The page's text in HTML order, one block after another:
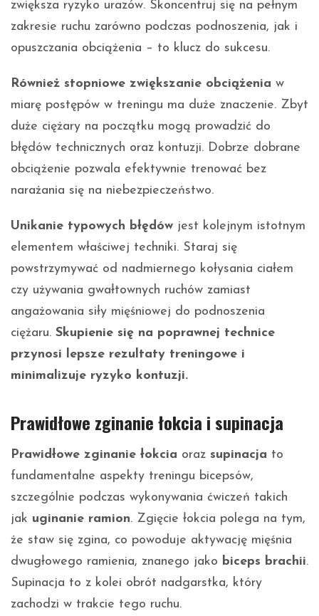
zwiększa ryzyko urazów. Skoncentruj się na pełnym
zakresie ruchu zarówno podczas podnoszenia, jak i
opuszczania obciążenia – to klucz do sukcesu.
Również stopniowe zwiększanie obciążenia w
miarę postępów w treningu ma duże znaczenie. Zbyt
duże ciężary na początku mogą prowadzić do
błędów technicznych oraz kontuzji. Dobrze dobrane
obciążenie pozwala efektywnie trenować bez
narażania się na niebezpieczeństwo.
Unikanie typowych błędów jest kolejnym istotnym
elementem właściwej techniki. Staraj się
powstrzymywać od nadmiernego kołysania ciałem
czy używania gwałtownych ruchów zamiast
angażowania siły mięśniowej do podnoszenia
ciężaru. Skupienie się na poprawnej technice
przynosi lepsze rezultaty treningowe i
minimalizuje ryzyko kontuzji.
Prawidłowe zginanie łokcia i supinacja
Prawidłowe zginanie łokcia oraz supinacja to
fundamentalne aspekty treningu bicepsów,
szczególnie podczas wykonywania ćwiczeń takich
jak uginanie ramion. Zgięcie łokcia polega na tym,
że staw się zgina, co powoduje aktywację mięśnia
dwugłowego ramienia, znanego jako biceps brachii.
Supinacja to z kolei obrót nadgarstka, który
zachodzi w trakcie tego ruchu.